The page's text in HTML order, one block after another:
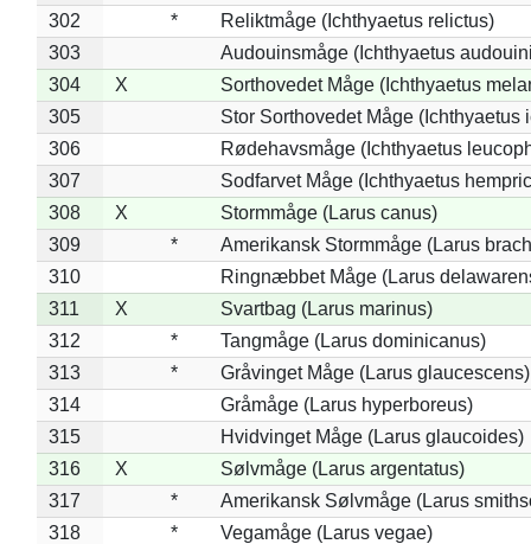
302
*
Reliktmåge (Ichthyaetus relictus)
303
Audouinsmåge (Ichthyaetus
304
X
Sorthovedet Måge (Ichthyaetus
305
Stor Sorthovedet Måge (Ichthyaetus
306
Rødehavsmåge (Ichthyaetus
307
Sodfarvet Måge (Ichthyaetus
308
X
Stormmåge (Larus canus)
309
*
Amerikansk Stormmåge (Larus
310
Ringnæbbet Måge (Larus
311
X
Svartbag (Larus marinus)
312
*
Tangmåge (Larus dominicanus)
313
*
Gråvinget Måge (Larus glaucescens)
314
Gråmåge (Larus hyperboreus)
315
Hvidvinget Måge (Larus glaucoides)
316
X
Sølvmåge (Larus argentatus)
317
*
Amerikansk Sølvmåge (Larus
318
*
Vegamåge (Larus vegae)